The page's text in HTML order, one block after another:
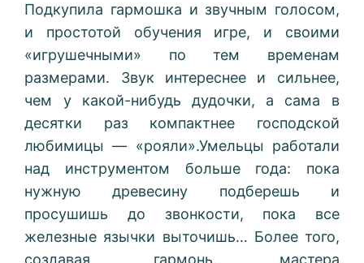
Подкупила гармошка и звучным голосом,
и простотой обучения игре, и своими
«игрушечными» по тем временам
размерами. Звук интереснее и сильнее,
чем у какой-нибудь дудочки, а сама в
десятки раз компактнее господской
любимицы — «рояли».Умельцы работали
над инструментом больше года: пока
нужную древесину подберешь и
просушишь до звонкости, пока все
железные язычки выточишь… Более того,